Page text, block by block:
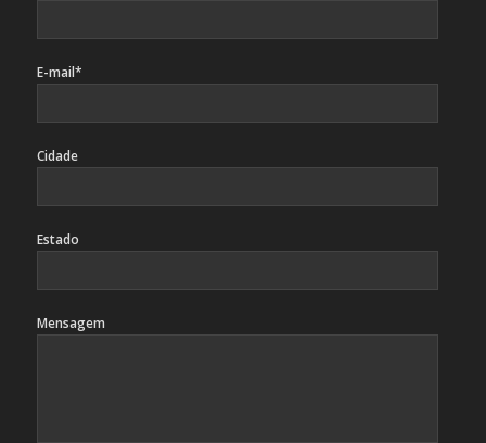
E-mail*
Cidade
Estado
Mensagem